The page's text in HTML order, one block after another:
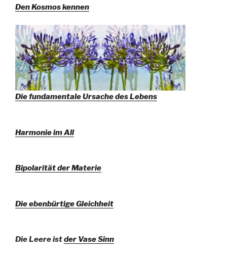
Den Kosmos kennen
Die fundamentale Ursache des Lebens
Harmonie im All
Bipolarität der Materie
Die ebenbürtige Gleichheit
Die Leere istder Vase Sinn